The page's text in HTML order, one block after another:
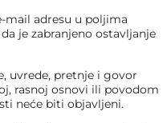
mail adresu u poljima
je zabranjeno ostavljanje
uvrede, pretnje i govor
rasnoj osnovi ili povodom
neće biti objavljeni.